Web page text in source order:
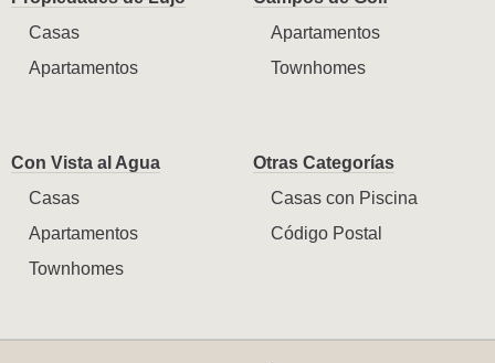
Casas
Apartamentos
Apartamentos
Townhomes
Con Vista al Agua
Casas
Apartamentos
Townhomes
Otras Categorías
Casas con Piscina
Código Postal